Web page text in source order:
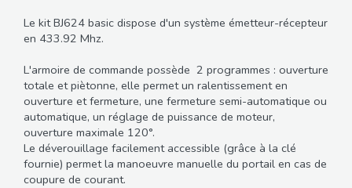
Le kit BJ624 basic dispose d'un système émetteur-récepteur
en 433.92 Mhz.
L'armoire de commande possède 2 programmes : ouverture
totale et piètonne, elle permet un ralentissement en
ouverture et fermeture, une fermeture semi-automatique ou
automatique, un réglage de puissance de moteur,
ouverture maximale 120°.
Le déverouillage facilement accessible (grâce à la clé
fournie) permet la manoeuvre manuelle du portail en cas de
coupure de courant.